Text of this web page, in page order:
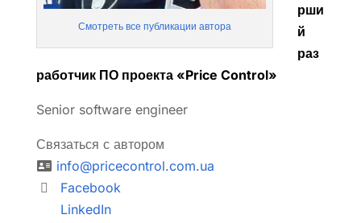
Смотреть все публикации автора
рши
й
раз
работчик ПО проекта «Price Control»
Senior software engineer
Связаться с автором
info@pricecontrol.com.ua
Facebook
LinkedIn